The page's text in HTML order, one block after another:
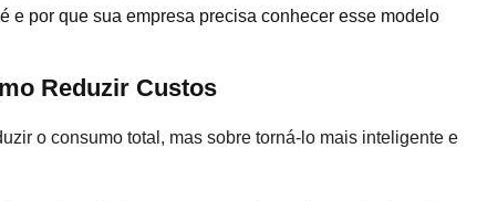
e por que sua empresa precisa conhecer esse modelo
Reduzir Custos
o consumo total, mas sobre torná-lo mais inteligente e